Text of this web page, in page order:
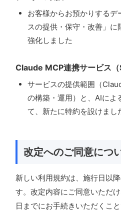
お客様からお預かりする
スの提供・保守・改善」
強化しました
Claude MCP連携サービス
サービスの提供範囲（
の構築・運用）と、AIによ
て、新たに特約を設けまし
改定へのご同意につ
新しい利用規約は、施行日以
す。改定内容にご同意いただ
日までにお手続きいただくこ